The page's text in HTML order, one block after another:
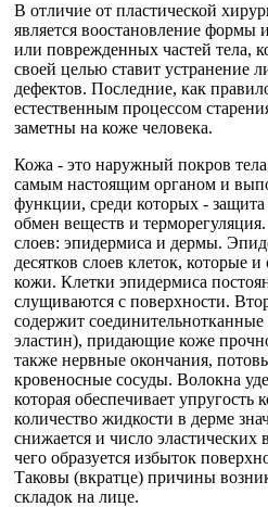
В отличие от пластической
является воостановление
или поврежденных частей тела,
своей целью ставит устранение
дефектов. Последние, как
естественным процессом
заметны на коже человека.
Кожа - это наружный покров
самым настоящим органом и
функции, среди которых -
обмен веществ и
слоев: эпидермиса и дермы.
десятков слоев клеток, которые
кожи. Клетки эпидермиса
слущиваются с поверхности.
содержит соединительнотканные
эластин), придающие коже
также нервные окончания,
кровеносные сосуды. Волокна
которая обеспечивает упругость
количество жидкости в дерме
снижается и число эластических
чего образуется избыток
Таковы (вкратце) причины
складок на лице.